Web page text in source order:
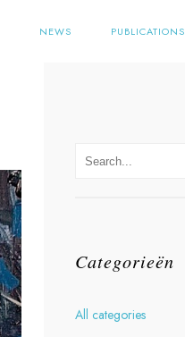
NEWS PUBLICATIONS
Categorieën
All categories